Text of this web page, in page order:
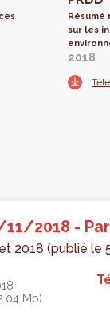
sur les
2018
11/2018 -
2018 (publié le
Mo)